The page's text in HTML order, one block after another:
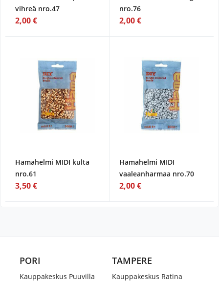
vihreä nro.47
2,00 €
nro.76
2,00 €
Hamahelmi MIDI kulta
nro.61
3,50 €
Hamahelmi MIDI
vaaleanharmaa nro.70
2,00 €
PORI
Kauppakeskus Puuvilla
TAMPERE
Kauppakeskus Ratina